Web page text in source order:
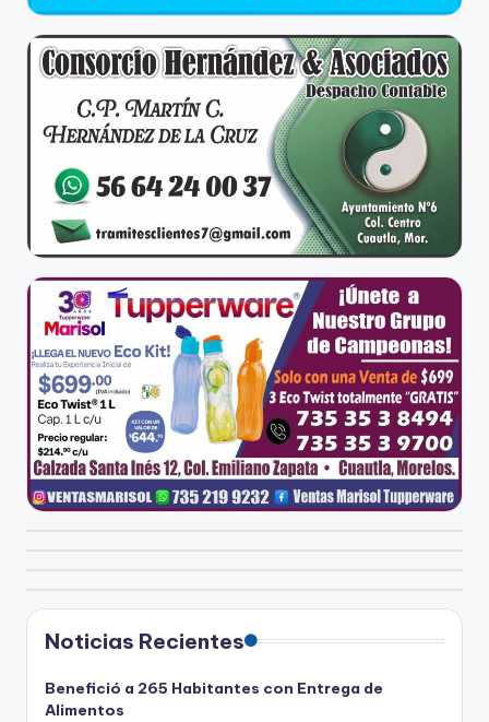
Noticias Recientes
Benefició a 265 Habitantes con Entrega de
Alimentos